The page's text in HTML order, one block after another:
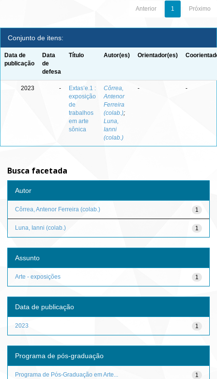
Anterior 1 Próximo
Conjunto de itens:
Data de
publicação
Data
de
defesa
Título Autor(es) Orientador(es)
2023 -
Extas’e.1 :
exposição
de
trabalhos
em arte
sônica
Côrrea,
Antenor
Ferreira
(colab.);
Luna,
Ianni
(colab.)
- -
Busca facetada
Autor
1
Côrrea, Antenor Ferreira (colab.)
1
Luna, Ianni (colab.)
Assunto
1
Arte - exposições
Data de publicação
1
2023
Programa de pós-graduação
1
Programa de Pós-Graduação em Arte...